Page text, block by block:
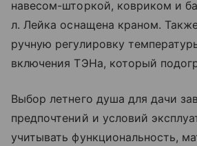
навесом-шторкой, ковриком и
л. Лейка оснащена краном.
ручную регулировку
включения ТЭНа, который
Выбор летнего душа для дачи
предпочтений и условий
учитывать функциональность,